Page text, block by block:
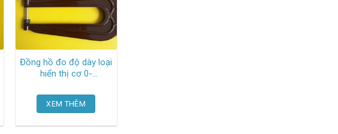
Đồng hồ đo độ dày loại
hiển thị cơ 0-
Peacock
XEM THÊM